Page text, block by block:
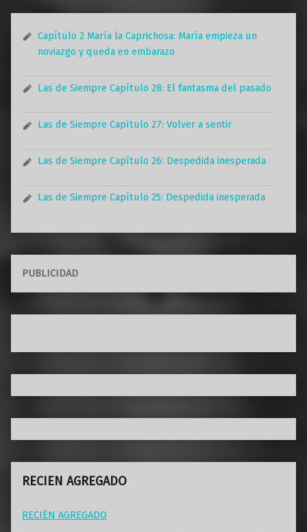
Capítulo 2 María la Caprichosa: María empieza un
noviazgo y queda en embarazo
Las de Siempre Capítulo 28: El fantasma del pasado
Las de Siempre Capítulo 27: Volver a sentir
Las de Siempre Capítulo 26: Despedida inesperada
Las de Siempre Capítulo 25: Despedida inesperada
PUBLICIDAD
RECIEN AGREGADO
RECIÉN AGREGADO